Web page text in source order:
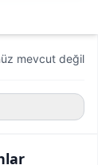
mevcut değil